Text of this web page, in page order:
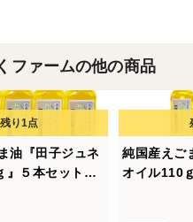
ファームの他の商品
油『田子ジュネ
』５本セット
純国産えご
オイル110